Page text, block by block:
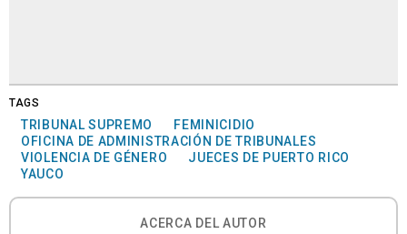
TAGS
TRIBUNAL SUPREMO
FEMINICIDIO
OFICINA DE ADMINISTRACIÓN DE TRIBUNALES
VIOLENCIA DE GÉNERO
JUECES DE PUERTO RICO
YAUCO
ACERCA DEL AUTOR